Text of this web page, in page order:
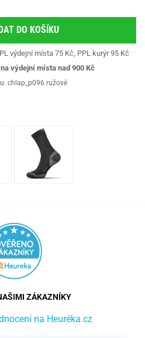
DO KOŠÍKU
výdejní místa 75 Kč, PPL kurýr 95 Kč
výdejní místa nad 900 Kč
chlap_p096 ružové
ZÁKAZNÍKY
na Heuréka.cz